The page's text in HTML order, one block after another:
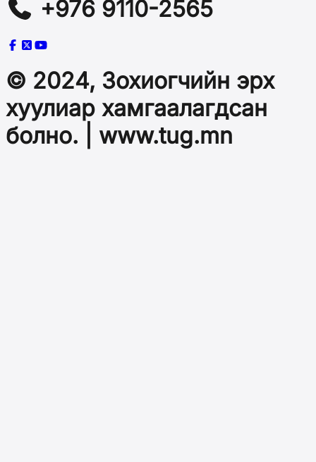
+976 9110-2565
© 2024, Зохиогчийн эрх
хуулиар хамгаалагдсан
болно. | www.tug.mn